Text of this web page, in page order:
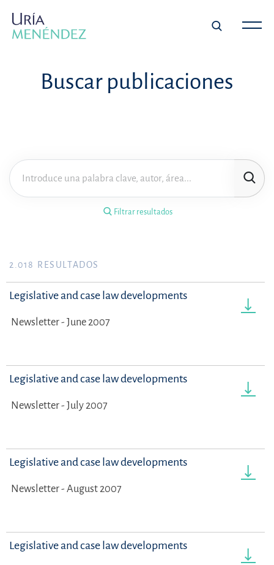
Buscar publicaciones
Filtrar resultados
Filtrar resultados ×
Área de práctica
2.018 RESULTADOS
Legislative and case law developments
Newsletter - June 2007
Legislative and case law developments
Newsletter - July 2007
Legislative and case law developments
Newsletter - August 2007
Legislative and case law developments